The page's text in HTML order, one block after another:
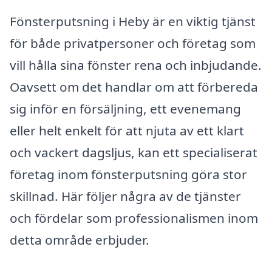
Fönsterputsning i Heby är en viktig tjänst
för både privatpersoner och företag som
vill hålla sina fönster rena och inbjudande.
Oavsett om det handlar om att förbereda
sig inför en försäljning, ett evenemang
eller helt enkelt för att njuta av ett klart
och vackert dagsljus, kan ett specialiserat
företag inom fönsterputsning göra stor
skillnad. Här följer några av de tjänster
och fördelar som professionalismen inom
detta område erbjuder.